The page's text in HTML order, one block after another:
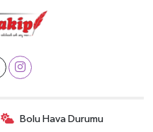
Bolu Hava Durumu